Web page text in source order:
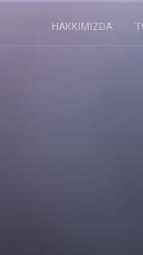
HAKKIMIZDA